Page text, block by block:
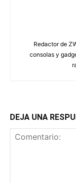
Redactor de
consolas y
DEJA UNA